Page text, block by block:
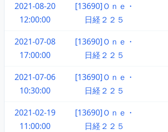
2021-08-20
12:00:00
[13690]Ｏｎｅ・
日経２２５
2021-07-08
17:00:00
[13690]Ｏｎｅ・
日経２２５
2021-07-06
10:30:00
[13690]Ｏｎｅ・
日経２２５
2021-02-19
11:00:00
[13690]Ｏｎｅ・
日経２２５